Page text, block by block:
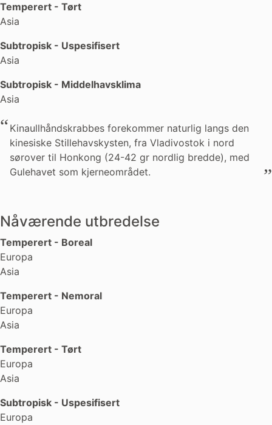
Temperert - Tørt
Asia
Subtropisk - Uspesifisert
Asia
Subtropisk - Middelhavsklima
Asia
Kinaullhåndskrabbes forekommer naturlig langs den
kinesiske Stillehavskysten, fra Vladivostok i nord
sørover til Honkong (24-42 gr nordlig bredde), med
Gulehavet som kjerneområdet.
Nåværende utbredelse
Temperert - Boreal
Europa
Asia
Temperert - Nemoral
Europa
Asia
Temperert - Tørt
Europa
Asia
Subtropisk - Uspesifisert
Europa